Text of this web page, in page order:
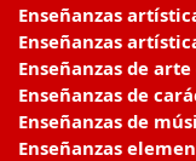
Enseñanzas
Enseñanzas
Enseñanzas de
Enseñanzas de
Enseñanzas de
Enseñanzas